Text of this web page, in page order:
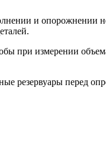
и
при из­мерении
резер­вуары перед